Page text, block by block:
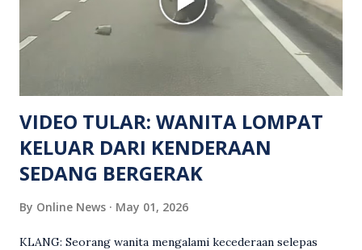
keluar dari lokasi oleh kenalannya. Polis kini sedang giat
mengesan dua suspek yang masih bebas bagi membantu
siasatan lanjut. Kes disiasat mengikut Seksyen 302 Kanun
Keseksaan kerana membunuh. Orang ramai yang mempunyai
maklumat diminta t...
VIDEO TULAR: WANITA LOMPAT
KELUAR DARI KENDERAAN
SEDANG BERGERAK
By Online News May 01, 2026
KLANG: Seorang wanita mengalami kecederaan selepas